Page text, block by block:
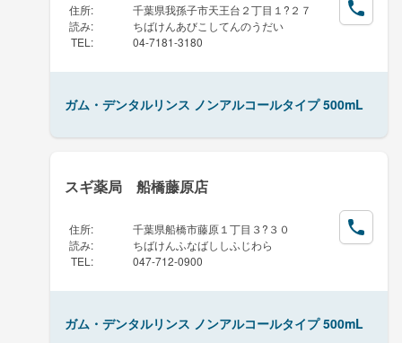
住所:
千葉県我孫子市天王台２丁目１?２７
読み:
ちばけんあびこしてんのうだい
TEL : 04-7181-3180
ガム・デンタルリンス ノンアルコールタイプ 500mL
スギ薬局 船橋藤原店
住所:
千葉県船橋市藤原１丁目３?３０
読み:
ちばけんふなばししふじわら
TEL : 047-712-0900
ガム・デンタルリンス ノンアルコールタイプ 500mL